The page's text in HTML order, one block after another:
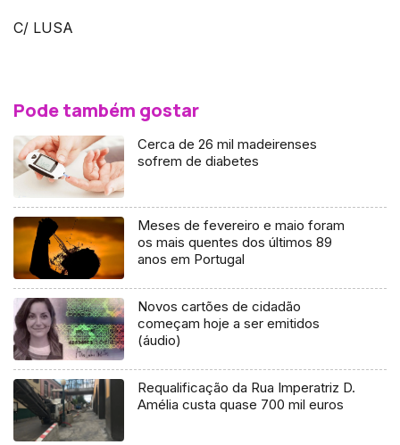
C/ LUSA
Pode também gostar
Cerca de 26 mil madeirenses
sofrem de diabetes
Meses de fevereiro e maio foram
os mais quentes dos últimos 89
anos em Portugal
Novos cartões de cidadão
começam hoje a ser emitidos
(áudio)
Requalificação da Rua Imperatriz D.
Amélia custa quase 700 mil euros